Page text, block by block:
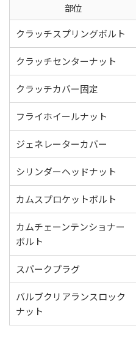
部位
クラッチスプリングボルト
クラッチセンターナット
クラッチカバー固定
フライホイールナット
ジェネレーターカバー
シリンダーヘッドナット
カムスプロケットボルト
カムチェーンテンショナー
ボルト
スパークプラグ
バルブクリアランスロック
ナット